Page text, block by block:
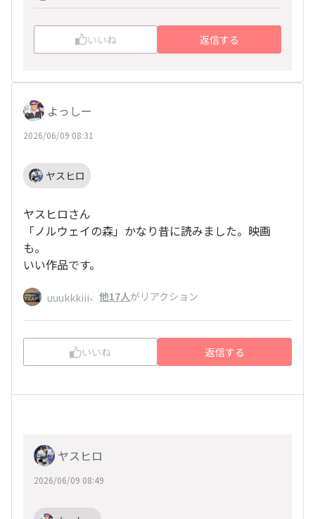
いいね 返信する
よっしー
2026/06/09 08:31
ヤスヒロ
ヤスヒロさん
「ノルウェイの森」かなり昔に読みました。映画
も。
いい作品です。
uuukkkiii、 他17人がリアクション
いいね 返信する
ヤスヒロ
2026/06/09 08:49